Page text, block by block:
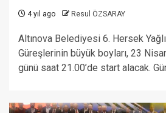
4 yıl ago Resul ÖZSARAY
Altınova Belediyesi 6. Hersek
Güreşlerinin büyük boyları, 23
günü saat 21.00’de start alacak.